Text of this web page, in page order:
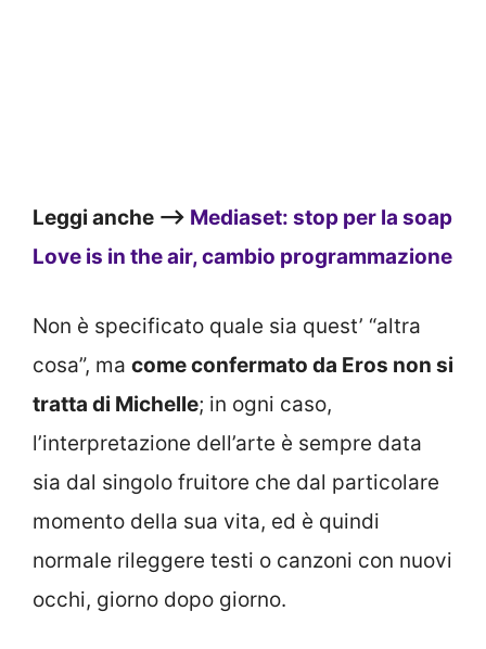
Leggi anche –> Mediaset: stop per la soap
Love is in the air, cambio programmazione
Non è specificato quale sia quest’ “altra
cosa”, ma come confermato da Eros non si
tratta di Michelle; in ogni caso,
l’interpretazione dell’arte è sempre data
sia dal singolo fruitore che dal particolare
momento della sua vita, ed è quindi
normale rileggere testi o canzoni con nuovi
occhi, giorno dopo giorno.